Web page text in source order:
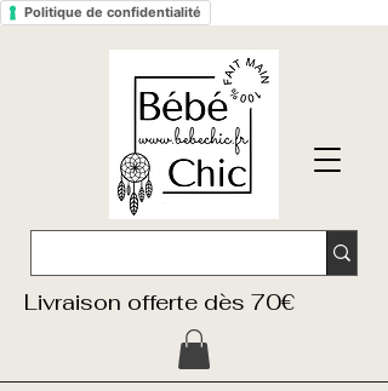
Politique de confidentialité
Livraison offerte dès 70€